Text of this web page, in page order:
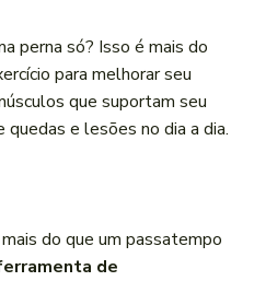
perna só? Isso é mais do
para melhorar seu
que suportam seu
quedas e lesões no dia a dia.
do que um passatempo
de